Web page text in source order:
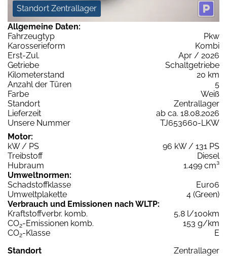
Standort Zentrallager
Allgemeine Daten:
Fahrzeugtyp
Pkw
Karosserieform
Kombi
Erst-Zul.
Apr / 2026
Getriebe
Schaltgetriebe
Kilometerstand
20 km
Anzahl der Türen
5
Farbe
Weiß
Standort
Zentrallager
Lieferzeit
ab ca. 18.08.2026
Unsere Nummer
TJ653660-LKW
Motor:
kW / PS
96 kW / 131 PS
Treibstoff
Diesel
Hubraum
1.499 cm³
Umweltnormen:
Schadstoffklasse
Euro6
Umweltplakette
4 (Green)
Verbrauch und Emissionen nach WLTP:
Kraftstoffverbr. komb.
5,8 l/100km
CO2-Emissionen komb.
153 g/km
CO2-Klasse
E
Standort
Zentrallager